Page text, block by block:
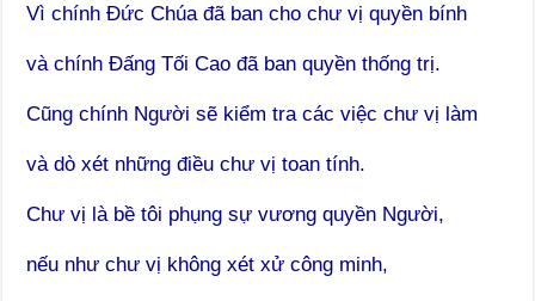
Vì chính Đức Chúa đã ban cho chư vị quyền bính
và chính Đấng Tối Cao đã ban quyền thống trị.
Cũng chính Người sẽ kiểm tra các việc chư vị làm
và dò xét những điều chư vị toan tính.
Chư vị là bề tôi phụng sự vương quyền Người,
nếu như chư vị không xét xử công minh,